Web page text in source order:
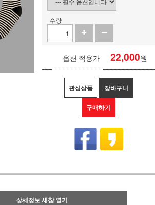
수량
옵션 적용가 22,000원
관심상품 장바구니
구매하기
상세정보 새창 열기